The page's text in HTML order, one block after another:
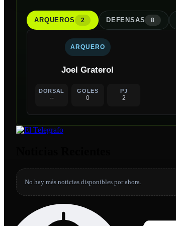
ARQUEROS 2 DEFENSAS 8
ARQUERO
Joel Graterol
DORSAL
--
GOLES
0
PJ
2
No hay más noticias disponibles por ahora.